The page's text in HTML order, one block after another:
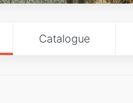
Catalogue